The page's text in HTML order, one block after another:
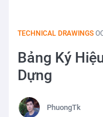
TECHNICAL DRAWINGS
Bảng Ký
Dựng
PhuongTk